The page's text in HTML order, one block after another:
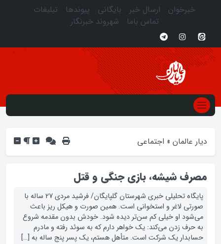
خبرخوان ارسال خبر بایگانی پیوندها
تبلیغات
تماس باما
شهروند خبرنگار
دیار عالمان » اجتماعی
مصرف شیشه، بازی جنگی و قتل
پایگاه تحلیلی خبری شهرستان گلپایگان/ فرشید مردی 27 ساله با
صورتی لاغر و استخوانی است. همین صورت و هیکل ریز باعث
می‌شود او خیلی کم سن‌تر دیده شود. خودش بدون مقدمه شروع
به حرف زدن می‌کند: یک خواهر دارم که به سوئد رفته و مادرم
حسابدار یک شرکت است. متأهل هستم، یک پسر پنج ساله به […]